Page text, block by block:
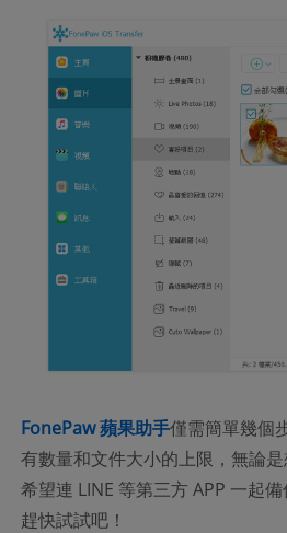
FonePaw 蘋果助手僅需簡單幾個
有數量和文件大小的上限，無論是
希望連 LINE 等第三方 APP 一起
趕快試試吧！